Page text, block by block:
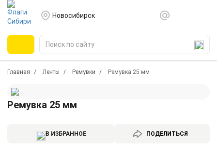
Новосибирск
Главная Ленты Ремувки Ремувка 25 мм
Ремувка 25 мм
В ИЗБРАННОЕ ПОДЕЛИТЬСЯ